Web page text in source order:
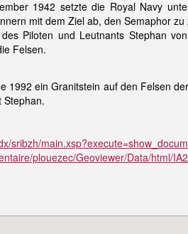
1942 setzte die Royal Navy
mit dem Ziel ab, den Semaphor
Piloten und Leutnants Stephan
Felsen.
1992 ein Granitstein auf den Felsen
Stephan.
sribzh/
plouezec/Geoviewer/Data/html/